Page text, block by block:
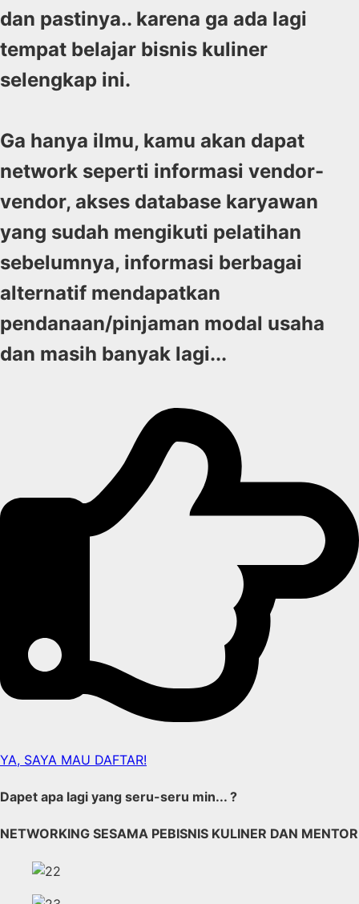
dan pastinya.. karena ga ada lagi
tempat belajar bisnis kuliner
selengkap ini.
Ga hanya ilmu, kamu akan dapat
network seperti informasi vendor-
vendor, akses database karyawan
yang sudah mengikuti pelatihan
sebelumnya, informasi berbagai
alternatif mendapatkan
pendanaan/pinjaman modal usaha
dan masih banyak lagi...
YA, SAYA MAU DAFTAR!
Dapet apa lagi yang seru-seru min... ?
NETWORKING SESAMA PEBISNIS KULINER DAN MENTOR